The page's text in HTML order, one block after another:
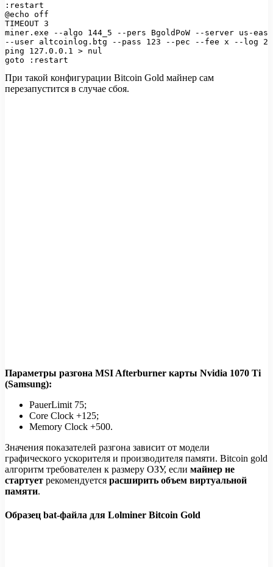
:restart
@echo off
TIMEOUT 3
miner.exe --algo 144_5 --pers BgoldPoW --server us-
--user altcoinlog.btg --pass 123 --pec --fee x --log
ping 127.0.0.1 > nul
goto :restart
При такой конфигурации Bitcoin Gold майнер сам
перезапустится в случае сбоя.
Параметры разгона MSI Afterburner карты Nvidia 1070 Ti
(Samsung):
PauerLimit 75;
Core Clock +125;
Memory Clock +500.
Значения показателей разгона зависит от модели
графического ускорителя и производителя памяти. Bitcoin gold
алгоритм требователен к размеру ОЗУ, если майнер не
стартует рекомендуется расширить объем виртуальной
памяти.
Образец bat-файла для Lolminer Bitcoin Gold